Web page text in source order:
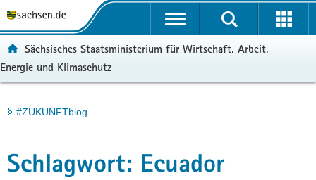
t
a
l
r
g
u
p
t
a
l
e
r
v
Portalübergreifende
Sächsisches Staatsministerium für Wirtschaft, Arbeit,
Energie und Klimaschutz
Hauptinhalt
#ZUKUNFTblog
Schlagwort: Ecuador